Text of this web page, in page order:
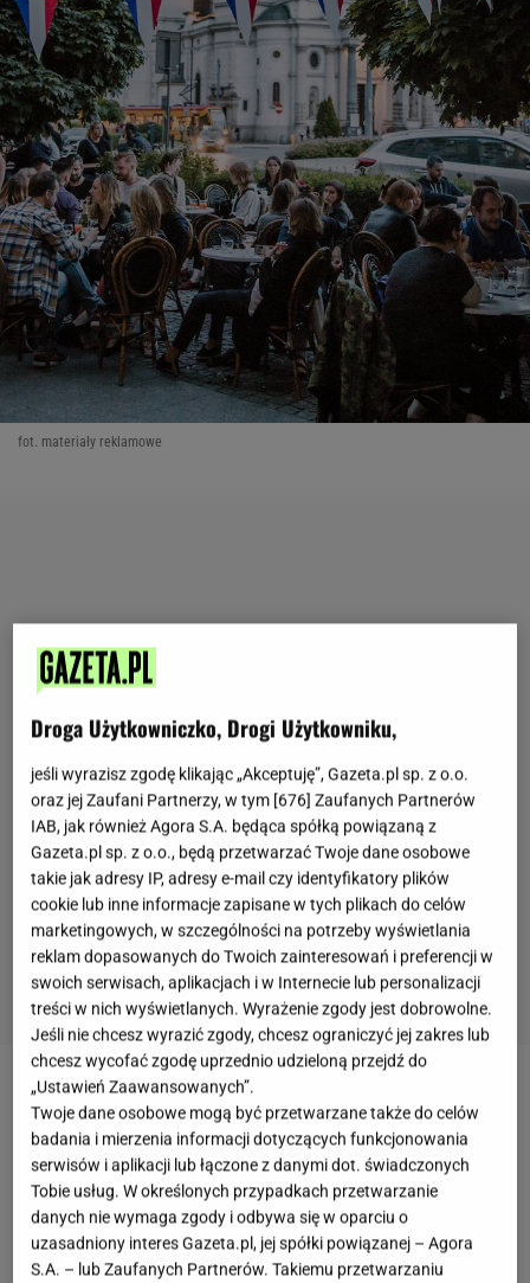
fot. materiały reklamowe
Pół miliona kaw, ponad 300 tysięcy croissantów i
400 tysięcy śniadań rocznie - tak w liczbach można
podsumować sukces Charlotte. Bistro, działające w
trzech miastach i 6 lokalach, już wkrótce będzie na
wyciągnięcie ręki dla osób z całej Polski dzięki
tworzącemu się właśnie sklepowi online, który
Droga Użytkowniczko, Drogi Użytkowniku,
jeśli wyrazisz zgodę klikając „Akceptuję”, Gazeta.pl sp. z o.o.
oraz jej Zaufani Partnerzy, w tym [676] Zaufanych Partnerów
IAB, jak również Agora S.A. będąca spółką powiązaną z
Gazeta.pl sp. z o.o., będą przetwarzać Twoje dane osobowe
takie jak adresy IP, adresy e-mail czy identyfikatory plików
cookie lub inne informacje zapisane w tych plikach do celów
marketingowych, w szczególności na potrzeby wyświetlania
reklam dopasowanych do Twoich zainteresowań i preferencji w
swoich serwisach, aplikacjach i w Internecie lub personalizacji
treści w nich wyświetlanych. Wyrażenie zgody jest dobrowolne.
Jeśli nie chcesz wyrazić zgody, chcesz ograniczyć jej zakres lub
chcesz wycofać zgodę uprzednio udzieloną przejdź do
„Ustawień Zaawansowanych”.
Twoje dane osobowe mogą być przetwarzane także do celów
badania i mierzenia informacji dotyczących funkcjonowania
serwisów i aplikacji lub łączone z danymi dot. świadczonych
Tobie usług. W określonych przypadkach przetwarzanie
danych nie wymaga zgody i odbywa się w oparciu o
uzasadniony interes Gazeta.pl, jej spółki powiązanej – Agora
S.A. – lub Zaufanych Partnerów. Takiemu przetwarzaniu